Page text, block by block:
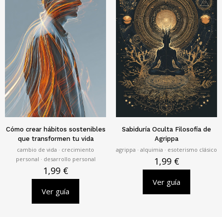
Cómo crear hábitos sostenibles
que transformen tu vida
cambio de vida · crecimiento
personal · desarrollo personal
1,99 €
Ver guía
Sabiduría Oculta Filosofía de
Agrippa
agrippa · alquimia · esoterismo clásico
1,99 €
Ver guía